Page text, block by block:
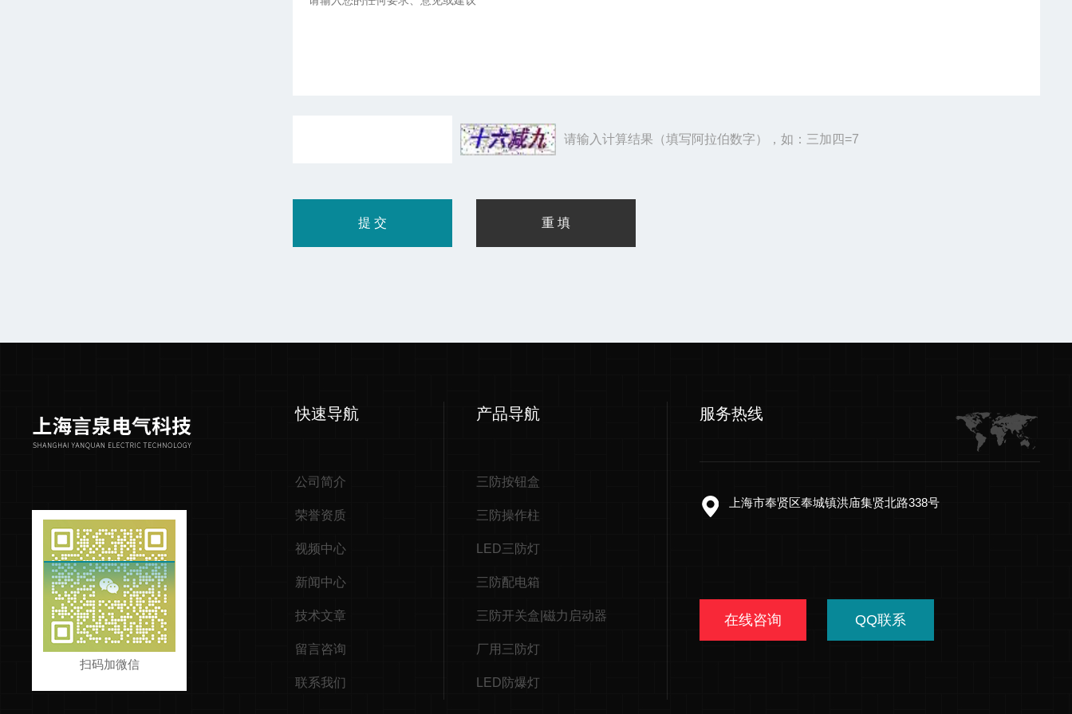
请输入计算结果（填写阿拉伯数字），如：三加四=7
扫码加微信
快速导航
公司简介
荣誉资质
视频中心
新闻中心
技术文章
留言咨询
联系我们
产品导航
三防按钮盒
三防操作柱
LED三防灯
三防配电箱
三防开关盒|磁力启动器
厂用三防灯
LED防爆灯
服务热线
上海市奉贤区奉城镇洪庙集贤北路338号
在线咨询 QQ联系